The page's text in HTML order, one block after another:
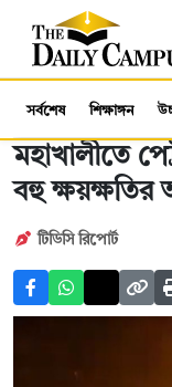
সর্বশেষ শিক্ষাঙ্গন
মহাখালীতে
বহু ক্ষয়ক্ষতির
টিডিসি রিপোর্ট